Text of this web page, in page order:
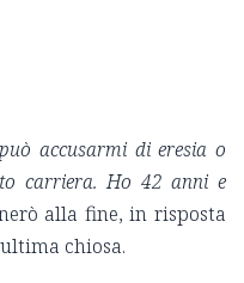
accusarmi di eresia o
carriera. Ho 42 anni e
alla fine, in risposta
chiosa.